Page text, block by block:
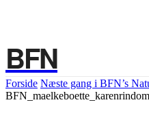
BFN
Forside Næste gang i BFN’s